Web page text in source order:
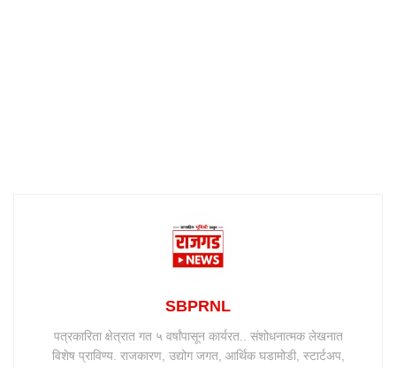
SBPRNL
पत्रकारिता क्षेत्रात गत ५ वर्षांपासून कार्यरत.. संशोधनात्मक लेखनात
विशेष प्राविण्य. राजकारण, उद्योग जगत, आर्थिक घडामोडी, स्टार्टअप,